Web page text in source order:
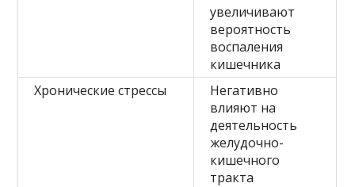
увеличивают
вероятность
воспаления
кишечника
Хронические стрессы
Негативно
влияют на
деятельность
желудочно-
кишечного
тракта